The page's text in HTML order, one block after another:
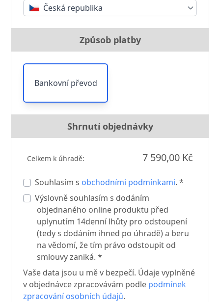
Česká republika
Způsob platby
Bankovní převod
Shrnutí objednávky
Celkem k úhradě: 7 590,00 Kč
Souhlasím s obchodními podmínkami. *
Výslovně souhlasím s dodáním
objednaného online produktu před
uplynutím 14denní lhůty pro odstoupení
(tedy s dodáním ihned po úhradě) a beru
na vědomí, že tím právo odstoupit od
smlouvy zaniká. *
Vaše data jsou u mě v bezpečí. Údaje vyplněné
v objednávce zpracovávám podle podmínek
zpracování osobních údajů.